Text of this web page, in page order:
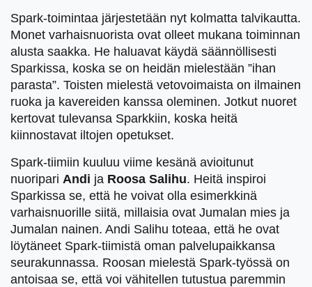
Spark-toimintaa järjestetään nyt kolmatta talvikautta.
Monet varhaisnuorista ovat olleet mukana toiminnan
alusta saakka. He haluavat käydä säännöllisesti
Sparkissa, koska se on heidän mielestään ”ihan
parasta”. Toisten mielestä vetovoimaista on ilmainen
ruoka ja kavereiden kanssa oleminen. Jotkut nuoret
kertovat tulevansa Sparkkiin, koska heitä
kiinnostavat iltojen opetukset.
Spark-tiimiin kuuluu viime kesänä avioitunut
nuoripari Andi ja Roosa Salihu. Heitä inspiroi
Sparkissa se, että he voivat olla esimerkkinä
varhaisnuorille siitä, millaisia ovat Jumalan mies ja
Jumalan nainen. Andi Salihu toteaa, että he ovat
löytäneet Spark-tiimistä oman palvelupaikkansa
seurakunnassa. Roosan mielestä Spark-työssä on
antoisaa se, että voi vähitellen tutustua paremmin